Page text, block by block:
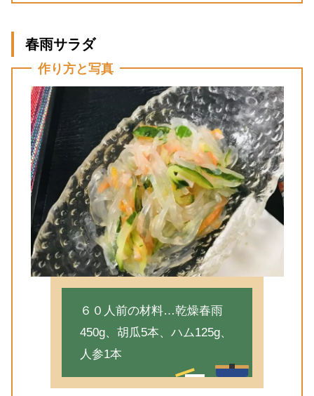
春雨サラダ
作り方と写真
６０人前の材料…乾燥春雨
450g、胡瓜5本、ハム125g、
人参1本